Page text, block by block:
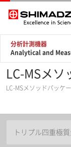
分析計測機器
Analytical and
LC-MSメソ
LC-MSメソッドパッケ